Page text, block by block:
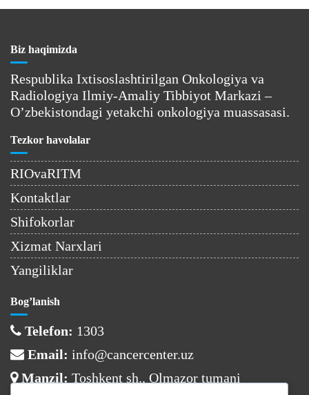
Biz haqimizda
Respublika Ixtisoslashtirilgan Onkologiya va
Radiologiya Ilmiy-Amaliy Tibbiyot Markazi –
O’zbekistondagi yetakchi onkologiya muassasasi.
Tezkor havolalar
RIOvaRITM
Kontaktlar
Shifokorlar
Xizmat Narxlari
Yangiliklar
Bog’lanish
Telefon: 1303
Email: info@cancercenter.uz
Manzil: Toshkent sh., Olmazor tumani